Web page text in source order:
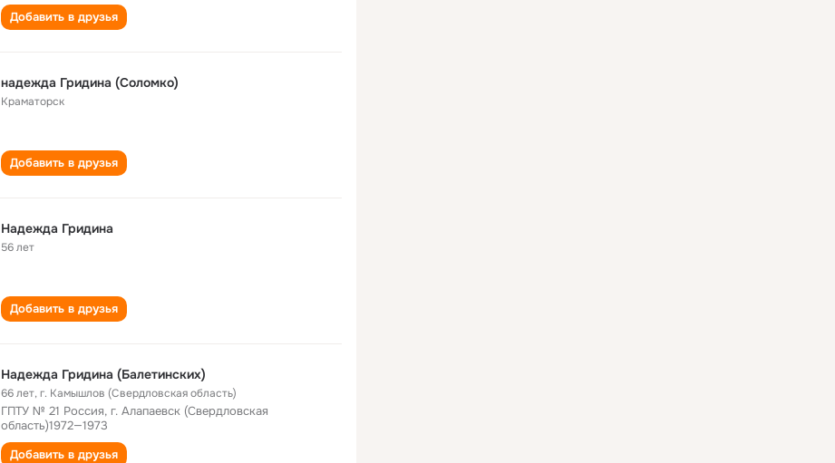
Добавить в друзья
надежда Гридина (Соломко)
Краматорск
Добавить в друзья
Надежда Гридина
56 лет
Добавить в друзья
Надежда Гридина (Балетинских)
66 лет,г. Камышлов (Свердловская область)
ГПТУ № 21 Россия, г. Алапаевск (Свердловская
область)1972—1973
Добавить в друзья